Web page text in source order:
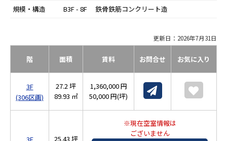
規模・構造
B3F - 8F 鉄骨鉄筋コンクリート造
更新日：2026年7月31日
階 面積 賃料 お問合せ お気に入り
3F
(306区画)
27.2 坪
89.93 ㎡
1,360,000 円
50,000 円(坪)
3F
25.43 坪
※現在空室情報は
ございません